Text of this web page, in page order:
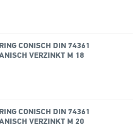
CONISCH DIN 74361
VERZINKT M 18
CONISCH DIN 74361
VERZINKT M 20